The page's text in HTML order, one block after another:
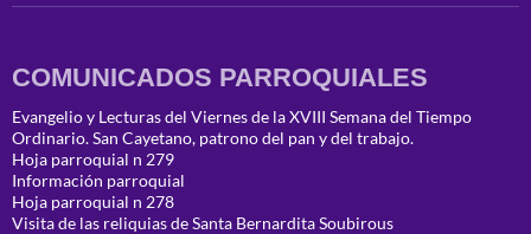
COMUNICADOS PARROQUIALES
Evangelio y Lecturas del Viernes de la XVIII Semana del Tiempo
Ordinario. San Cayetano, patrono del pan y del trabajo.
Hoja parroquial n 279
Información parroquial
Hoja parroquial n 278
Visita de las reliquias de Santa Bernardita Soubirous